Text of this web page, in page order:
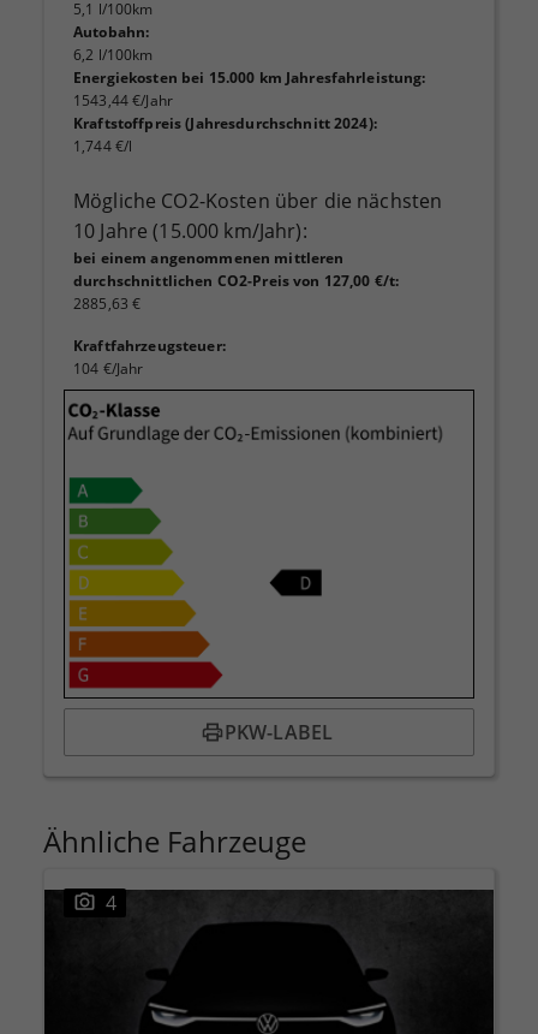
5,1 l/100km
Autobahn:
6,2 l/100km
Energiekosten bei 15.000 km Jahresfahrleistung:
1543,44 €/Jahr
Kraftstoffpreis (Jahresdurchschnitt 2024):
1,744 €/l
Mögliche CO2-Kosten über die nächsten
10 Jahre (15.000 km/Jahr):
bei einem angenommenen mittleren
durchschnittlichen CO2-Preis von 127,00 €/t:
2885,63 €
Kraftfahrzeugsteuer:
104 €/Jahr
PKW-LABEL
Ähnliche Fahrzeuge
4